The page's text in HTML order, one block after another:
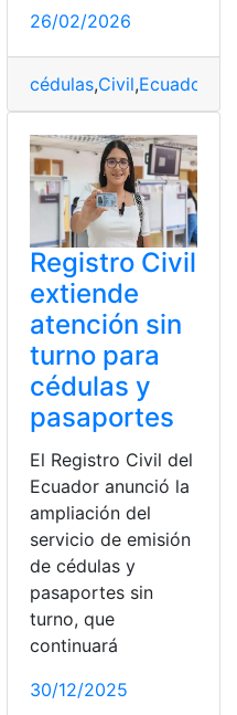
cédulas,Civil,Pasaporte
26/02/2026
cédulas,Civil,Ecuador
Registro Civil
extiende
atención sin
turno para
cédulas y
pasaportes
El Registro Civil del
Ecuador anunció la
ampliación del
servicio de emisión
de cédulas y
pasaportes sin
turno, que
continuará
30/12/2025